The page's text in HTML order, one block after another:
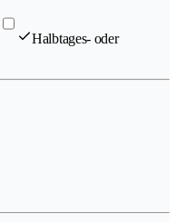
Halbtages- oder